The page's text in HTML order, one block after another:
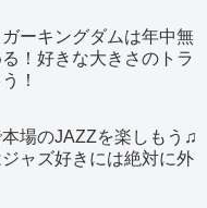
ーキングダムは年中無
！好きな大きさのトラ
！
場のJAZZを楽しもう♫
ャズ好きには絶対に外